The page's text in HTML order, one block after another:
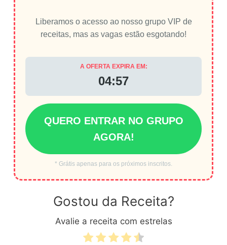
Liberamos o acesso ao nosso grupo VIP de
receitas, mas as vagas estão esgotando!
A OFERTA EXPIRA EM:
04:56
QUERO ENTRAR NO GRUPO
AGORA!
* Grátis apenas para os próximos inscritos.
Gostou da Receita?
Avalie a receita com estrelas